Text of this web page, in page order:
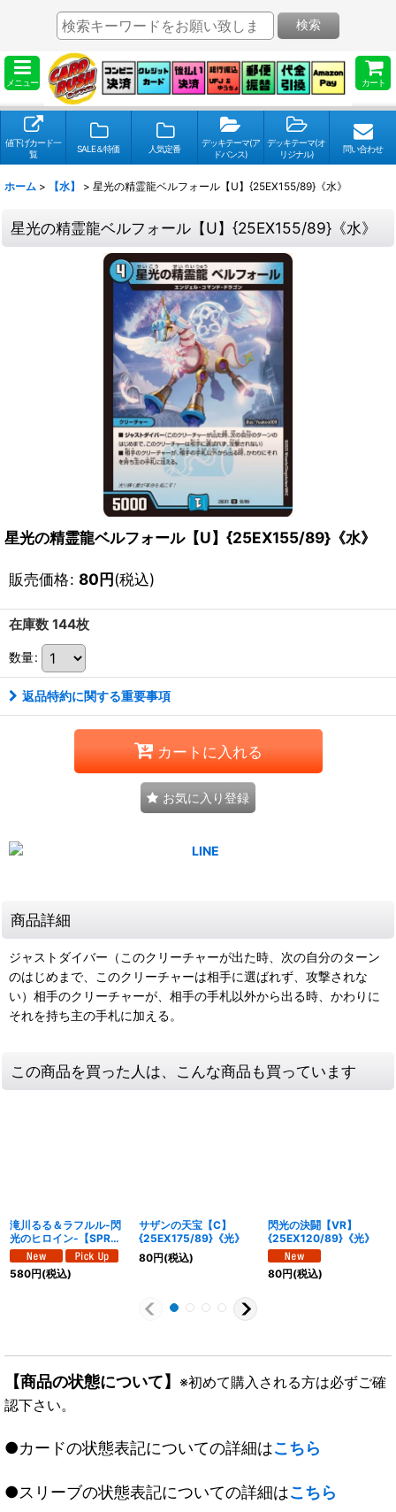
メニュー カート
検索
値下げカード一
覧
SALE＆特価 人気定番
デッキテーマ(ア
ドバンス)
デッキテーマ(オ
リジナル)
問い合わせ
ホーム > 【水】 > 星光の精霊龍ベルフォール【U】{25EX155/89}《水》
星光の精霊龍ベルフォール【U】{25EX155/89}《水》
星光の精霊龍ベルフォール【U】{25EX155/89}《水》
販売価格: 80円(税込)
在庫数 144枚
数量:
返品特約に関する重要事項
カートに入れる
お気に入り登録
商品詳細
ジャストダイバー（このクリーチャーが出た時、次の自分のターン
のはじめまで、このクリーチャーは相手に選ばれず、攻撃されな
い）相手のクリーチャーが、相手の手札以外から出る時、かわりに
それを持ち主の手札に加える。
この商品を買った人は、こんな商品も買っています
滝川るる＆ラフルル-閃
光のヒロイン-【SPR】
{25EX1SPR1/SPR5}
《光》
580円(税込)
サザンの天宝【C】
{25EX175/89}《光》
80円(税込)
閃光の決闘【VR】
{25EX120/89}《光》
80円(税込)
【商品の状態について】 ※初めて購入される方は必ずご確
認下さい。
●カードの状態表記についての詳細はこちら
●スリーブの状態表記についての詳細はこちら